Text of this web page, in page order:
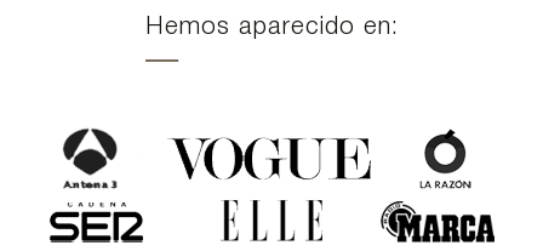
Hemos aparecido en: